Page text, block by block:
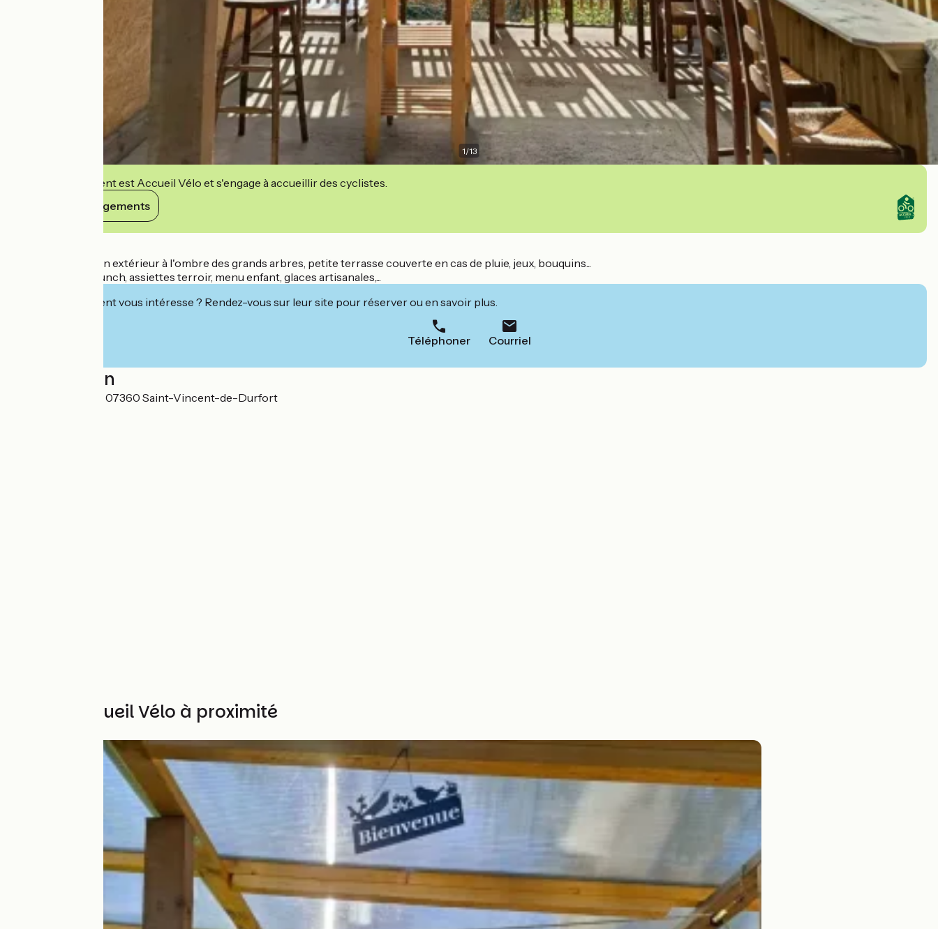
1/13
Cet établissement est Accueil Vélo et s'engage à accueillir des cyclistes.
Voir ses engagements
Espace d'accueil en extérieur à l'ombre des grands arbres, petite terrasse couverte en cas de pluie, jeux, bouquins...
Petit déjeuner, brunch, assiettes terroir, menu enfant, glaces artisanales,...
Cet établissement vous intéresse ? Rendez-vous sur leur site pour réserver ou en savoir plus.
Téléphoner Courriel
Localisation
25 Route de Baffie 07360 Saint-Vincent-de-Durfort
Autres Accueil Vélo à proximité